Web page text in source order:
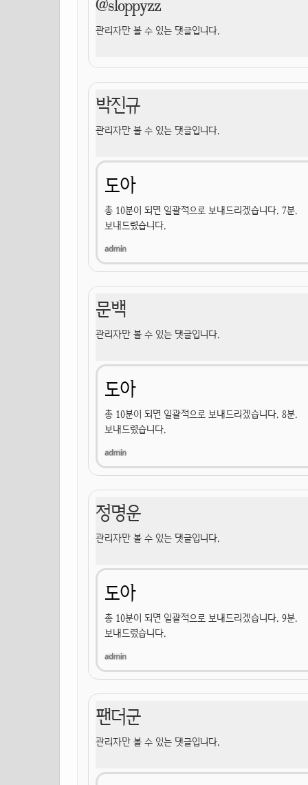
@sloppyzz
관리자만 볼 수 있는 댓글입니다.
박진규
관리자만 볼 수 있는 댓글입니다.
도아
총 10분이 되면 일괄적으로 보내드리겠습니다. 7분.
보내드렸습니다.
문백
관리자만 볼 수 있는 댓글입니다.
도아
총 10분이 되면 일괄적으로 보내드리겠습니다. 8분.
보내드렸습니다.
정명운
관리자만 볼 수 있는 댓글입니다.
도아
총 10분이 되면 일괄적으로 보내드리겠습니다. 9분.
보내드렸습니다.
팬더군
관리자만 볼 수 있는 댓글입니다.